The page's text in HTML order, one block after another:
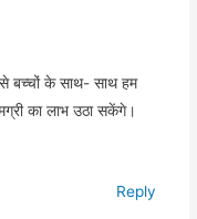
बच्चों के साथ- साथ हम
का लाभ उठा सकेंगे।
Reply